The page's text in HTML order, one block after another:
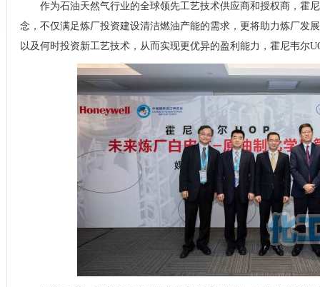
作为石油天然气行业的全球领先工艺技术供应商和授权商，霍
念，不仅满足炼厂投资建设清洁燃油产能的需求，更将助力炼厂发
以及何时投资新工艺技术，从而实现更优异的盈利能力，霍尼韦尔